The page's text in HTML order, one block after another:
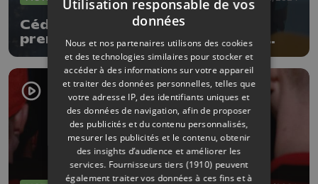
Cédric Cherain remporte pour la
première fois le championnat de
Belgique des rallyes
Utilisation responsable de vos
données
Nous et nos partenaires utilisons des cookies
et des technologies similaires pour stocker et
accéder à des informations sur votre appareil
et traiter des données personnelles, telles que
votre adresse IP, des identifiants uniques et
des données de navigation, afin de proposer
des publicités et du contenu personnalisés,
mesurer les publicités et le contenu, obtenir
des insights d’audience et améliorer les
services. Fournisseurs tiers (1910) peuvent
également traiter vos données à ces fins et à